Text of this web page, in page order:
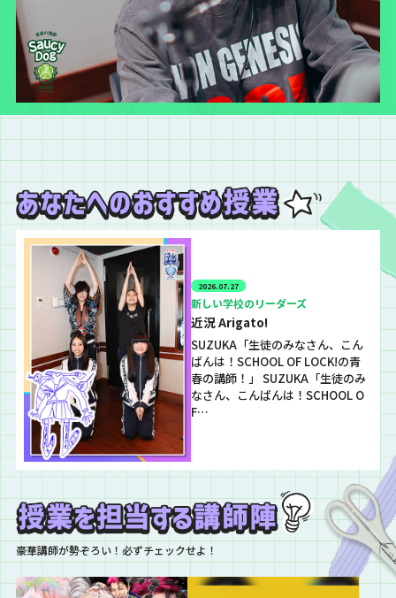
2026.07.27
新しい学校のリーダーズ
近況 Arigato!
SUZUKA「生徒のみなさん、こん
ばんは！SCHOOL OF LOCK!の青
春の講師！」 SUZUKA「生徒のみ
なさん、こんばんは！SCHOOL O
F…
豪華講師が勢ぞろい！必ずチェックせよ！